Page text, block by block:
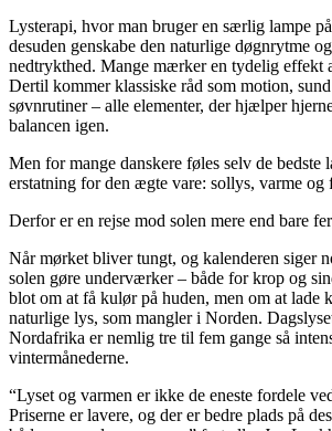
Lysterapi, hvor man bruger en særlig lampe
desuden genskabe den naturlige døgnrytme
nedtrykthed. Mange mærker en tydelig effekt
Dertil kommer klassiske råd som motion,
søvnrutiner – alle elementer, der hjælper
balancen igen.
Men for mange danskere føles selv de bedste
erstatning for den ægte vare: sollys, varme og
Derfor er en rejse mod solen mere end bare
Når mørket bliver tungt, og kalenderen siger
solen gøre underværker – både for krop og
blot om at få kulør på huden, men om at lade
naturlige lys, som mangler i Norden.
Nordafrika er nemlig tre til fem gange så
vintermånederne.
“Lyset og varmen er ikke de eneste fordele
Priserne er lavere, og der er bedre plads på